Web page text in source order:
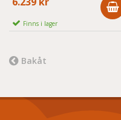
Finns i lager
Bakåt